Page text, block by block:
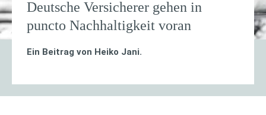
Deutsche Versicherer gehen in
puncto Nachhaltigkeit voran
Ein Beitrag von Heiko Jani.